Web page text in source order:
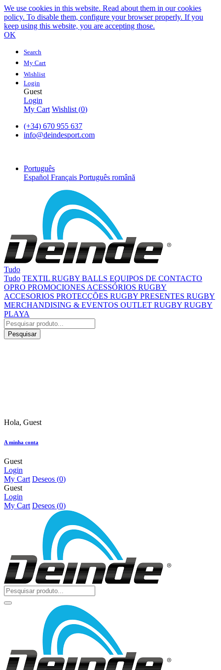
We use cookies in this website. Read about them in our cookies
policy. To disable them, configure your browser properly. If you
keep using this website, you are accepting those.
OK
Search
My Cart
Wishlist
Login
Guest
Login
My Cart Wishlist (0)
(+34) 670 955 637
info@deindesport.com
Português
Español Français Português română
Tudo
Tudo TEXTIL RUGBY BALLS EQUIPOS DE CONTACTO
OPRO PROMOCIONES ACESSÓRIOS RUGBY
ACCESORIOS PROTECÇÕES RUGBY PRESENTES RUGBY
MERCHANDISING & EVENTOS OUTLET RUGBY RUGBY
PLAYA
Pesquisar
Hola, Guest
A minha conta
Guest
Login
My Cart Deseos (0)
Guest
Login
My Cart Deseos (0)